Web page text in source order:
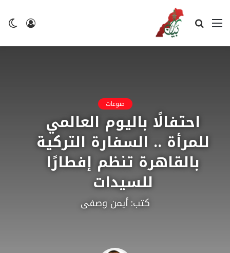
تسجيل
القائمة بحث
منوعات
احتفالًا باليوم العالمي
للمرأة .. السفارة التركية
بالقاهرة تنظم إفطارًا
للسيدات
كتب: أيمن وصفى